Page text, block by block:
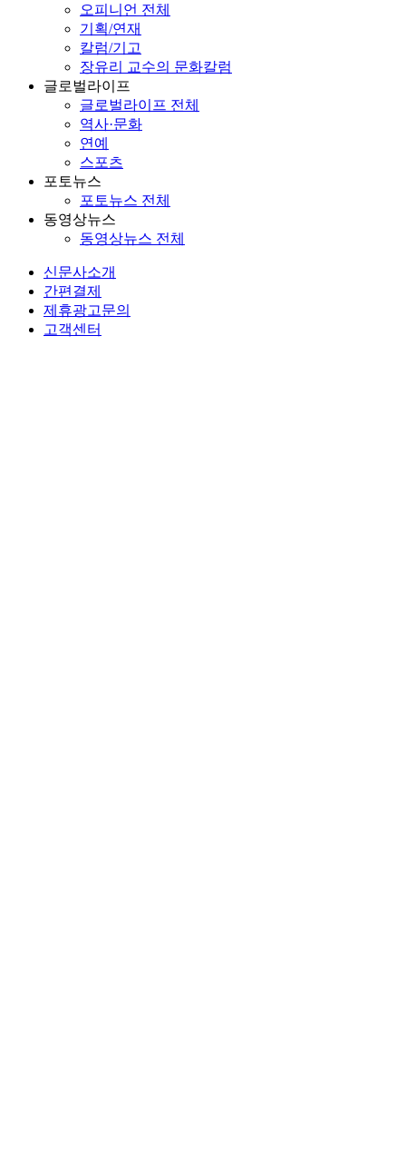
오피니언 전체
기획/연재
칼럼/기고
장유리 교수의 문화칼럼
글로벌라이프
글로벌라이프 전체
역사·문화
연예
스포츠
포토뉴스
포토뉴스 전체
동영상뉴스
동영상뉴스 전체
신문사소개
간편결제
제휴광고문의
고객센터